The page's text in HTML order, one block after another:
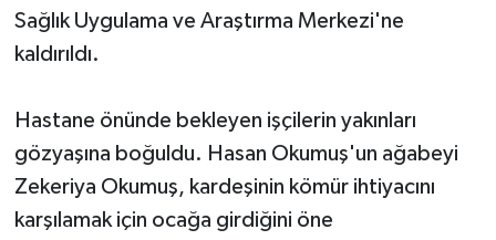
Sağlık Uygulama ve Araştırma Merkezi'ne
kaldırıldı.
Hastane önünde bekleyen işçilerin yakınları
gözyaşına boğuldu. Hasan Okumuş'un ağabeyi
Zekeriya Okumuş, kardeşinin kömür ihtiyacını
karşılamak için ocağa girdiğini öne